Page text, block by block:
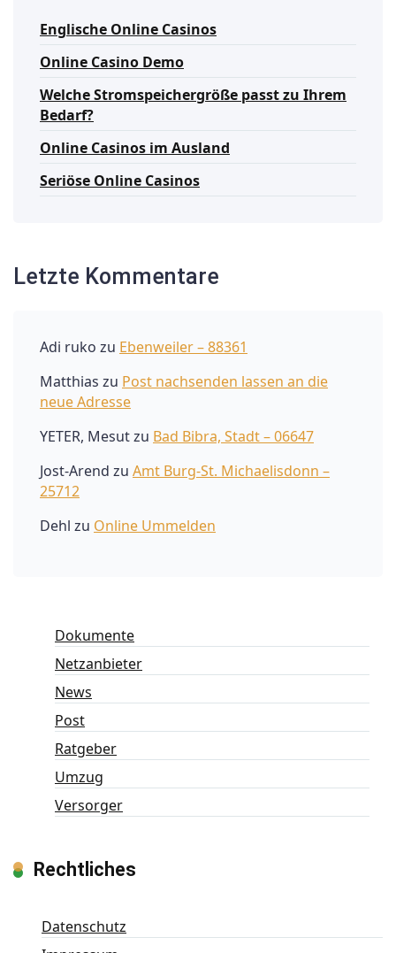
Englische Online Casinos
Online Casino Demo
Welche Stromspeichergröße passt zu Ihrem
Bedarf?
Online Casinos im Ausland
Seriöse Online Casinos
Letzte Kommentare
Adi ruko zu Ebenweiler – 88361
Matthias zu Post nachsenden lassen an die
neue Adresse
YETER, Mesutzu Bad Bibra, Stadt – 06647
Jost-Arend zu Amt Burg-St. Michaelisdonn –
25712
Dehl zu Online Ummelden
Dokumente
Netzanbieter
News
Post
Ratgeber
Umzug
Versorger
Rechtliches
Datenschutz